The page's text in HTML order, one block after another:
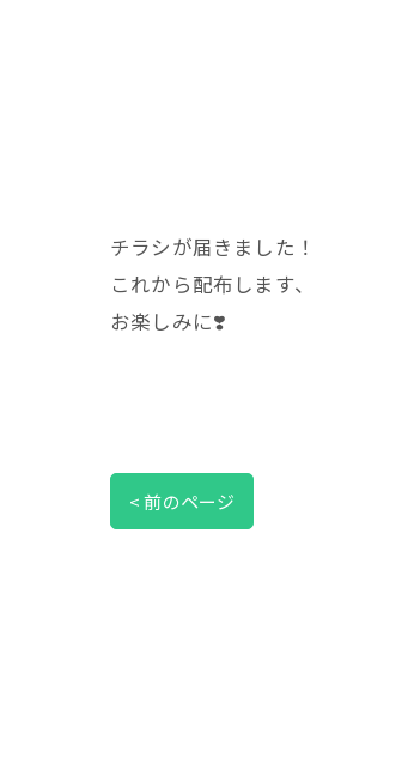
チラシが届きました！
これから配布します、
お楽しみに❣️
< 前のページ